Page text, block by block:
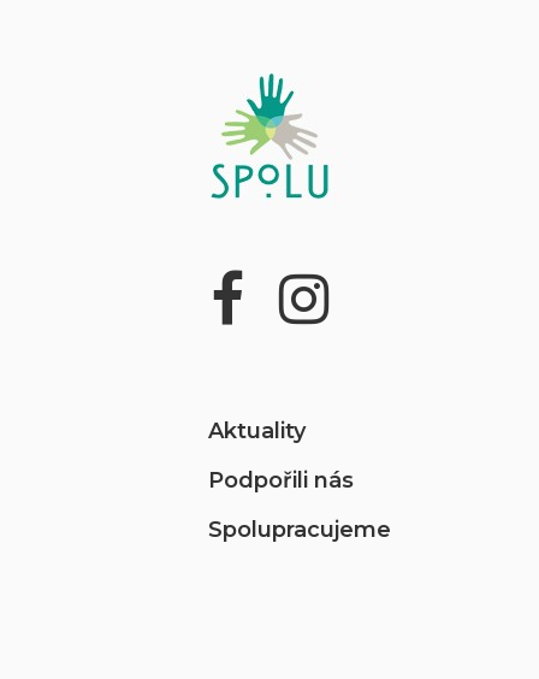
Aktuality
Podpořili nás
Spolupracujeme